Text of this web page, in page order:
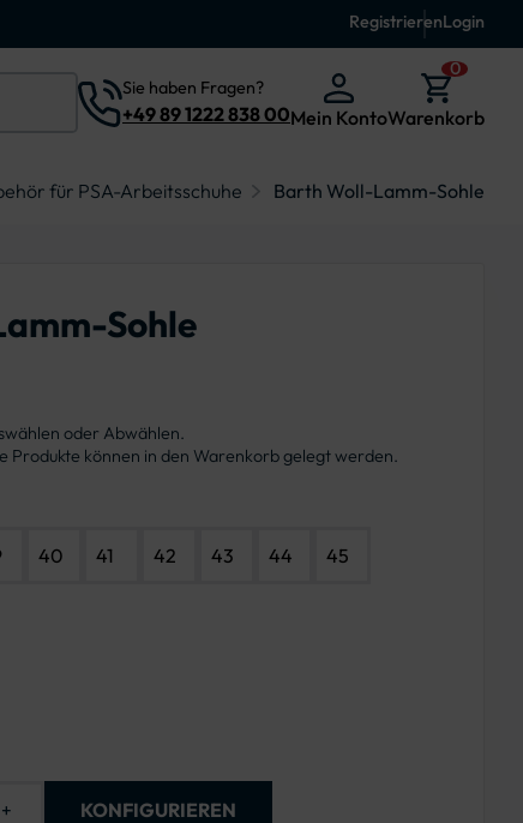
RegistrierenLogin
Sie haben Fragen?
+49 89 1222 838 00Mein Konto
0
Warenkorb
für PSA-Arbeitsschuhe Barth Woll-Lamm-Sohle
Sohle
oder Abwählen.
Produkte können in den Warenkorb gelegt werden.
40 41 42 43 44 45
+ KONFIGURIEREN